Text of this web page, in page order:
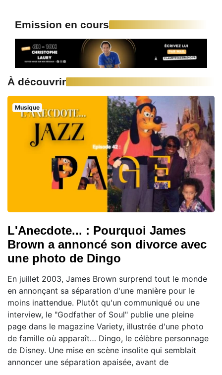
Emission en cours
À découvrir
Musique
L'Anecdote... : Pourquoi James
Brown a annoncé son divorce avec
une photo de Dingo
En juillet 2003, James Brown surprend tout le monde
en annonçant sa séparation d'une manière pour le
moins inattendue. Plutôt qu'un communiqué ou une
interview, le "Godfather of Soul" publie une pleine
page dans le magazine Variety, illustrée d'une photo
de famille où apparaît… Dingo, le célèbre personnage
de Disney. Une mise en scène insolite qui semblait
annoncer une séparation apaisée, avant de